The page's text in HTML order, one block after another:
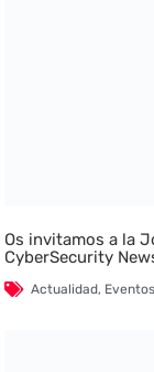
Os invitamos a la
CyberSecurity
Actualidad, Eventos